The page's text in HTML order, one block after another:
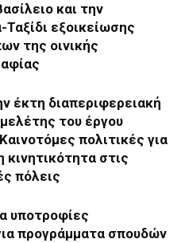
και την
εξοικείωσης
της οινικής
έκτη διαπεριφερειακή
του έργου
πολιτικές για
κινητικότητα στις
πόλεις
υποτροφίες
προγράμματα σπουδών